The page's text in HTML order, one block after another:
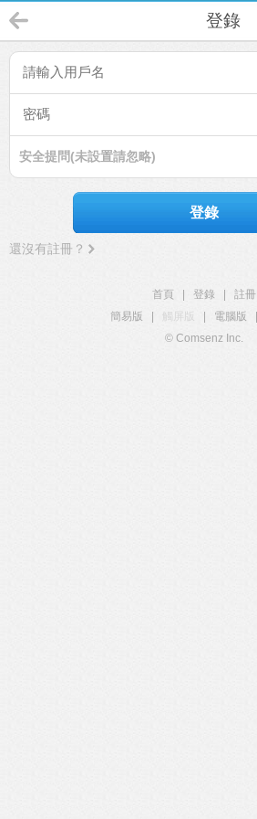
登錄
安全提問(未設置請忽略)
登錄
還沒有註冊？
首頁 登錄
註冊
簡易版
觸屏版 電腦版
© Comsenz Inc.